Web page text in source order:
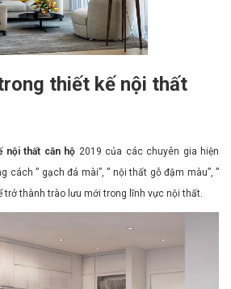
nội thất căn hộ 2019 của các chuyên gia hiện
cách ” gạch đá mài”, ” nội thất gỗ đậm màu”, ”
trở thành trào lưu mới trong lĩnh vực nội thất.